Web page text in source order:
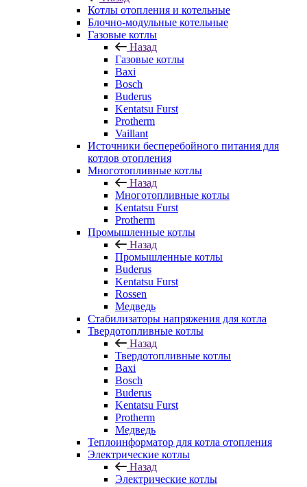
Котлы отопления и котельные
Блочно-модульные котельные
Газовые котлы
Назад
Газовые котлы
Baxi
Bosch
Buderus
Kentatsu Furst
Protherm
Vaillant
Источники бесперебойного питания для
котлов отопления
Многотопливные котлы
Назад
Многотопливные котлы
Kentatsu Furst
Protherm
Промышленные котлы
Назад
Промышленные котлы
Buderus
Kentatsu Furst
Rossen
Медведь
Стабилизаторы напряжения для котла
Твердотопливные котлы
Назад
Твердотопливные котлы
Baxi
Bosch
Buderus
Kentatsu Furst
Protherm
Медведь
Теплоинформатор для котла отопления
Электрические котлы
Назад
Электрические котлы